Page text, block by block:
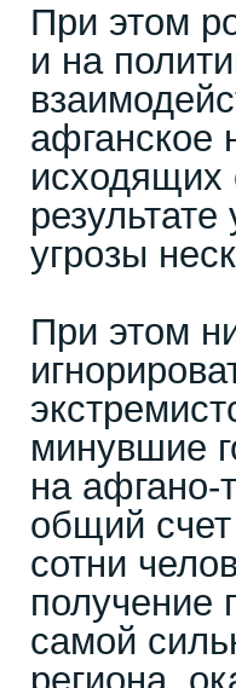
При этом
и на
афганское
исходящих
угрозы
При этом
минувшие
на афгано-
общий счет
сотни
получение
самой